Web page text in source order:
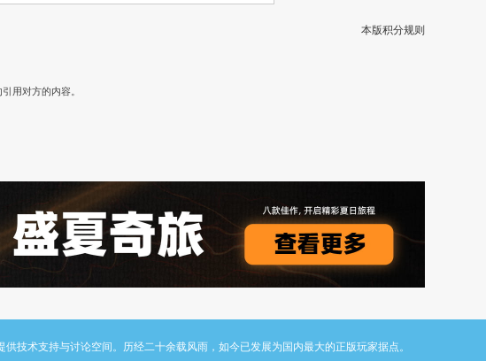
本版积分规则
用对方的内容。
术支持与讨论空间。历经二十余载风雨，如今已发展为国内最大的正版玩家据点。